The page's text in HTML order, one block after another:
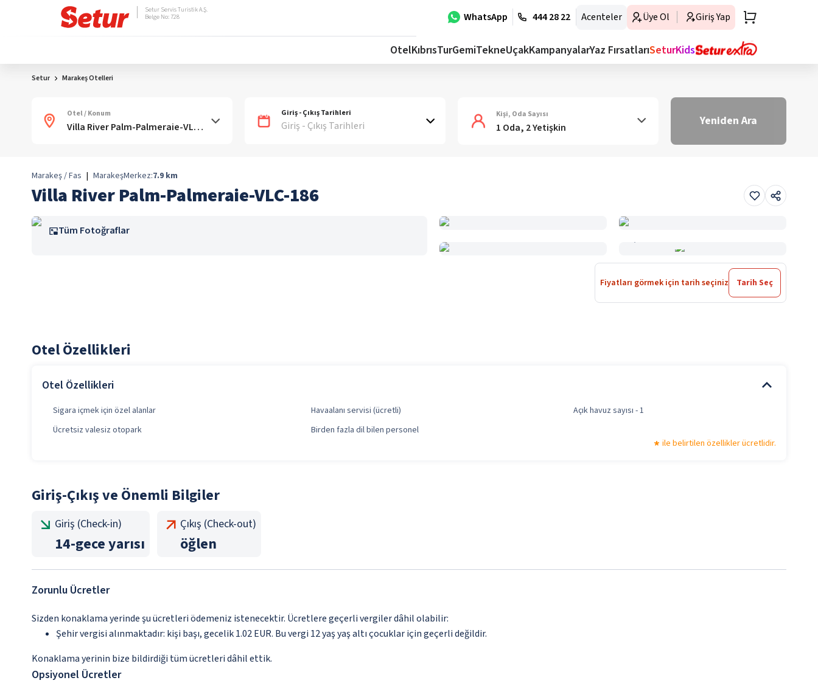
WhatsApp 444 28 22 Acenteler Üye Ol Giriş Yap
Setur Servis Turistik A.Ş.
Belge No: 728
OtelKıbrısTurGemiTekneUçakKampanyalarYaz FırsatlarıSeturKids
Setur Marakeş Otelleri
Otel / Konum Giriş - Çıkış Tarihleri
Giriş - Çıkış Tarihleri
Kişi, Oda Sayısı
1 Oda, 2 Yetişkin Yeniden Ara
Marakeş / Fas | MarakeşMerkez:7.9 km
Villa River Palm-Palmeraie-VLC-186
Tüm Fotoğraflar
Fiyatları görmek için tarih seçiniz Tarih Seç
Otel Özellikleri
Otel Özellikleri
Sigara içmek için özel alanlar Havaalanı servisi (ücretli)
Açık havuz sayısı - 1
Ücretsiz valesiz otopark
Birden fazla dil bilen personel
ile belirtilen özellikler ücretlidir.
Giriş-Çıkış ve Önemli Bilgiler
Giriş (Check-in)
14-gece yarısı
Çıkış (Check-out)
öğlen
Zorunlu Ücretler
Sizden konaklama yerinde şu ücretleri ödemeniz istenecektir. Ücretlere geçerli vergiler dâhil olabilir:
Şehir vergisi alınmaktadır: kişi başı, gecelik 1.02 EUR. Bu vergi 12 yaş yaş altı çocuklar için geçerli değildir.
Konaklama yerinin bize bildirdiği tüm ücretleri dâhil ettik.
Opsiyonel Ücretler